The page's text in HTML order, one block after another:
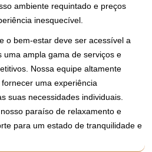
ambiente requintado e preços
inesquecível.
o bem-estar deve ser acessível a
uma ampla gama de serviços e
Nossa equipe altamente
uma experiência
suas necessidades individuais.
paraíso de relaxamento e
para um estado de tranquilidade e